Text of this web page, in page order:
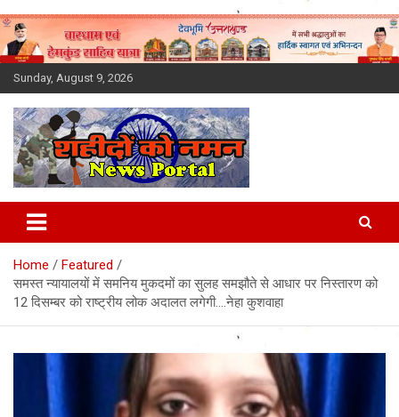
Skip
to
content
Sunday, August 9, 2026
Latest News Today, Breaking
News, Uttarakhand News in
Hindi
Home
Featured
समस्त न्यायालयों में समनिय मुकदमों का सुलह समझौते से आधार पर निस्तारण को
12 दिसम्बर को राष्ट्रीय लोक अदालत लगेगी….नेहा कुशवाहा